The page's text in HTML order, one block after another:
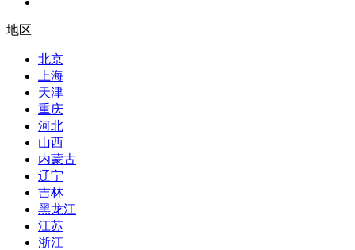
地区
北京
上海
天津
重庆
河北
山西
内蒙古
辽宁
吉林
黑龙江
江苏
浙江